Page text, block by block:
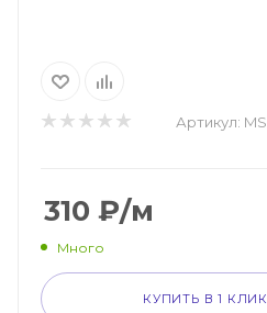
Артикул:
310 ₽/м
Много
КУПИТЬ В 1 КЛИК